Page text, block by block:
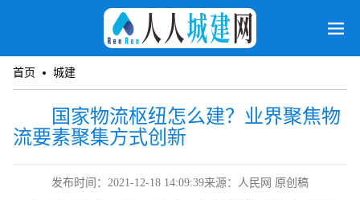
首页 城建
国家物流枢纽怎么建？业界聚焦物
流要素聚集方式创新
发布时间：2021-12-18 14:09:39来源：人民网 原创稿